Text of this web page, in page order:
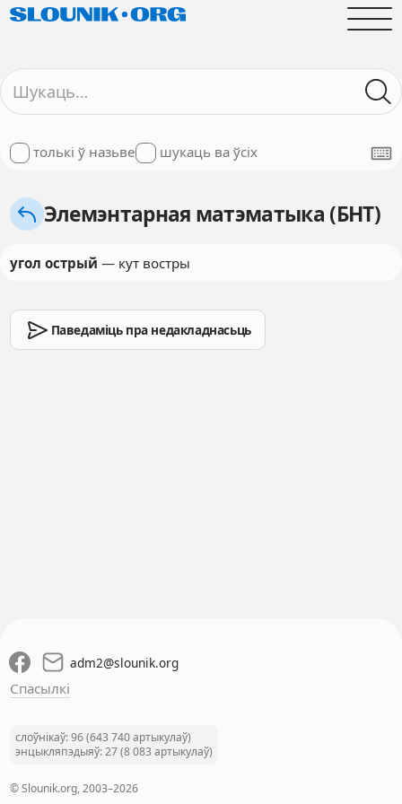
толькі ў назьве шукаць ва ўсіх
Элемэнтарная матэматыка (БНТ)
угол острый — кут востры
Паведаміць пра недакладнасьць
adm2@slounik.org
Спасылкі
слоўнікаў: 96 (643 740 артыкулаў)
энцыкляпэдыяў: 27 (8 083 артыкулаў)
© Slounik.org, 2003–2026